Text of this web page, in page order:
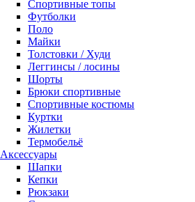
Спортивные топы
Футболки
Поло
Майки
Толстовки / Худи
Леггинсы / лосины
Шорты
Брюки спортивные
Спортивные костюмы
Куртки
Жилетки
Термобельё
Аксессуары
Шапки
Кепки
Рюкзаки